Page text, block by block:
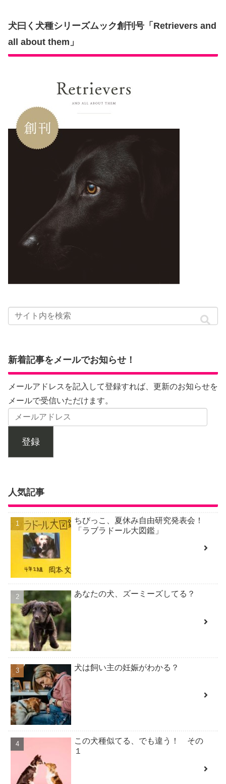
犬曰く犬種シリーズムック創刊号「Retrievers and
all about them」
新着記事をメールでお知らせ！
メールアドレスを記入して登録すれば、更新のお知らせを
メールで受信いただけます。
登録
人気記事
ちびっこ、夏休み自由研究発表会！
「ラブラドール大図鑑」
あなたの犬、ズーミーズしてる？
犬は飼い主の妊娠がわかる？
この犬種似てる、でも違う！ その
１